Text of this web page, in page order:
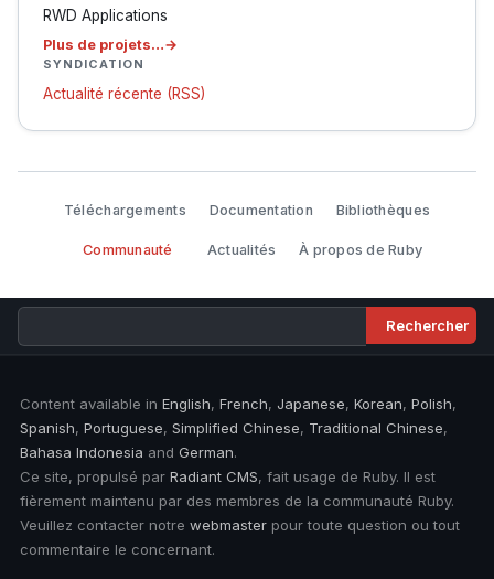
RWD Applications
Plus de projets…
SYNDICATION
Actualité récente (RSS)
Téléchargements Documentation Bibliothèques
Communauté Actualités À propos de Ruby
Content available in English, French, Japanese, Korean, Polish,
Spanish, Portuguese, Simplified Chinese, Traditional Chinese,
Bahasa Indonesia and German.
Ce site, propulsé par Radiant CMS, fait usage de Ruby. Il est
fièrement maintenu par des membres de la communauté Ruby.
Veuillez contacter notre webmasterpour toute question ou tout
commentaire le concernant.